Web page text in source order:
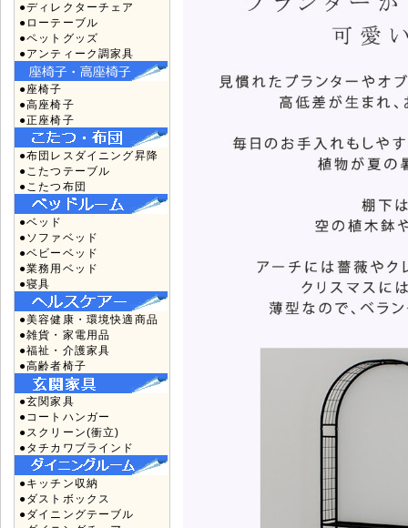
●ディレクターチェア
●ローテーブル
●ペットグッズ
●アンティーク調家具
●座椅子
●高座椅子
●正座椅子
●布団レスダイニング昇降
●こたつテーブル
●こたつ布団
●ベッド
●ソファベッド
●ベビーベッド
●業務用ベッド
●寝具
●美容健康・環境快適商品
●雑貨・家電用品
●福祉・介護家具
●高齢者椅子
●玄関家具
●コートハンガー
●スクリーン(衝立)
●タチカワブラインド
●キッチン収納
●ダストボックス
●ダイニングテーブル